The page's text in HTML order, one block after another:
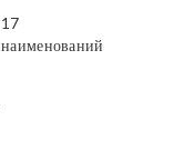
17
наименований